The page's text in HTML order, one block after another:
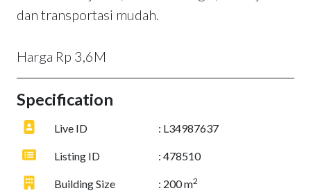
dan transportasi mudah.
Harga Rp 3,6M
Specification
Live ID : L34987637
Listing ID : 478510
Building Size : 200 m2